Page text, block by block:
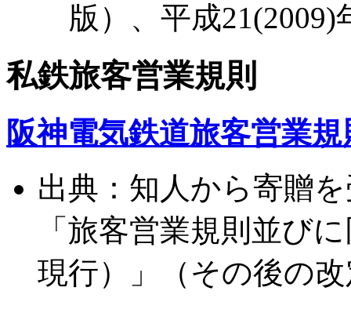
版）、平成21(2009)
私鉄旅客営業規則
阪神電気鉄道旅客営業
出典：知人から寄贈
「旅客営業規則並び
現行）」（その後の